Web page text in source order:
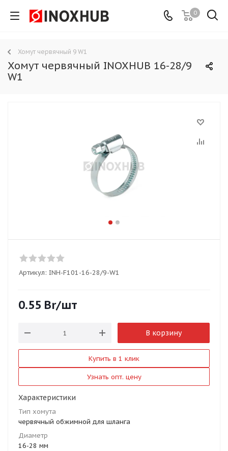
0
Хомут червячный 9 W1
Хомут червячный INOXHUB 16-28/9
W1
Артикул: INH-F101-16-28/9-W1
0.55 Br/шт
В корзину
Купить в 1 клик
Узнать опт. цену
Характеристики
Тип хомута
червячный обжимной для шланга
Диаметр
16-28 мм